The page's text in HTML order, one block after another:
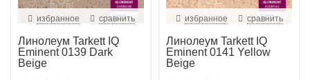
избранное сравнить
Линолеум Tarkett IQ
Eminent 0139 Dark
Beige
избранное сравнить
Линолеум Tarkett IQ
Eminent 0141 Yellow
Beige